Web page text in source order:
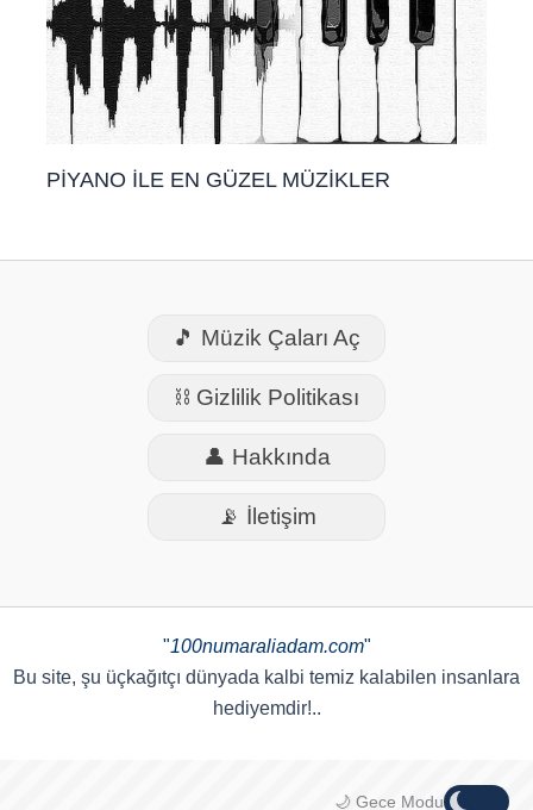
PİYANO İLE EN GÜZEL MÜZİKLER
🎵 Müzik Çaları Aç
⛓️ Gizlilik Politikası
👤 Hakkında
📡 İletişim
"100numaraliadam.com"
Bu site, şu üçkağıtçı dünyada kalbi temiz kalabilen insanlara
hediyemdir!..
🌙 Gece Modu